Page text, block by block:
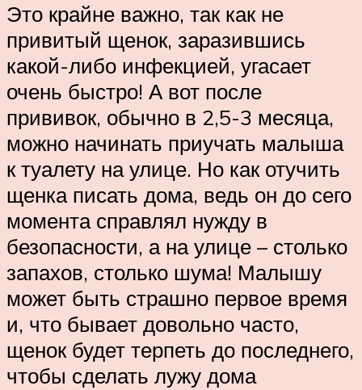
Это крайне важно, так как не
привитый щенок, заразившись
какой-либо инфекцией, угасает
очень быстро! А вот после
прививок, обычно в 2,5-3 месяца,
можно начинать приучать малыша
к туалету на улице. Но как отучить
щенка писать дома, ведь он до сего
момента справлял нужду в
безопасности, а на улице – столько
запахов, столько шума! Малышу
может быть страшно первое время
и, что бывает довольно часто,
щенок будет терпеть до последнего,
чтобы сделать лужу дома